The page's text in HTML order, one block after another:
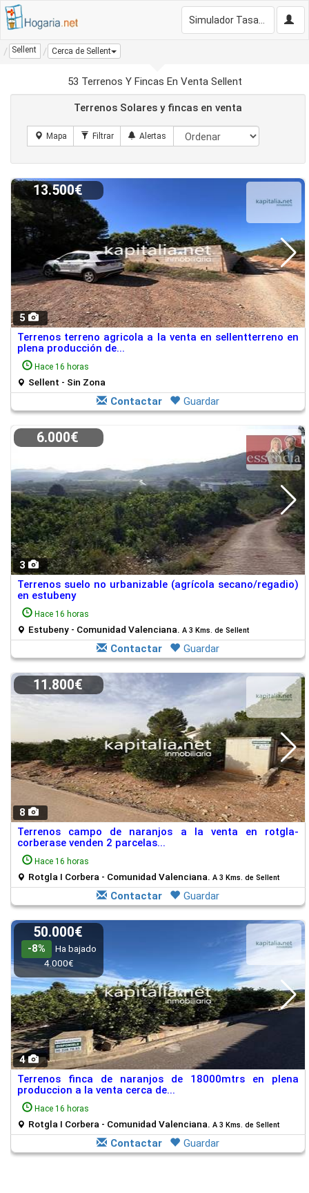
Sellent Cerca de Sellent
53 Terrenos Y Fincas En Venta Sellent
Terrenos Solares y fincas en venta
5
13.500€
Terrenos terreno agricola a la venta en sellentterreno en
plena producción de...
Hace 16 horas
Sellent - Sin Zona
Contactar Guardar
3
6.000€
Terrenos suelo no urbanizable (agrícola secano/regadio)
en estubeny
Hace 16 horas
Estubeny - Comunidad Valenciana. A 3 Kms. de Sellent
Contactar Guardar
8
11.800€
Terrenos campo de naranjos a la venta en rotgla-
corberase venden 2 parcelas...
Hace 16 horas
Rotgla I Corbera - Comunidad Valenciana. A 3 Kms. de Sellent
Contactar Guardar
4
50.000€
-8%
Ha bajado
4.000€
Terrenos finca de naranjos de 18000mtrs en plena
produccion a la venta cerca de...
Hace 16 horas
Rotgla I Corbera - Comunidad Valenciana. A 3 Kms. de Sellent
Contactar Guardar